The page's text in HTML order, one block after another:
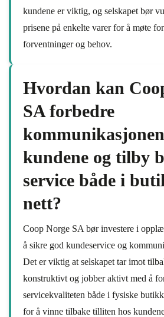
kundene er viktig, og selskapet bør
prisene på enkelte varer for å møte
forventninger og behov.
Hvordan kan
SA forbedre
kundene og tilby
service både i
nett?
Coop Norge SA bør investere i
å sikre god kundeservice og
Det er viktig at selskapet tar imot
konstruktivt og jobber aktivt med å
servicekvaliteten både i fysiske
for å vinne tilbake tilliten hos